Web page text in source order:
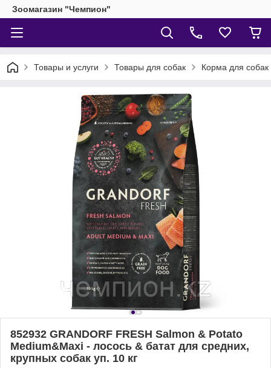
Зоомагазин "Чемпион"
Товары и услуги Товары для собак Корма для собак
852932 GRANDORF FRESH Salmon & Potato
Medium&Maxi - лосось & батат для средних,
крупных собак уп. 10 кг